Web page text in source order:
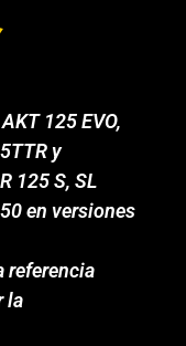
125 EVO,
y
125 S, SL
en versiones
referencia
la